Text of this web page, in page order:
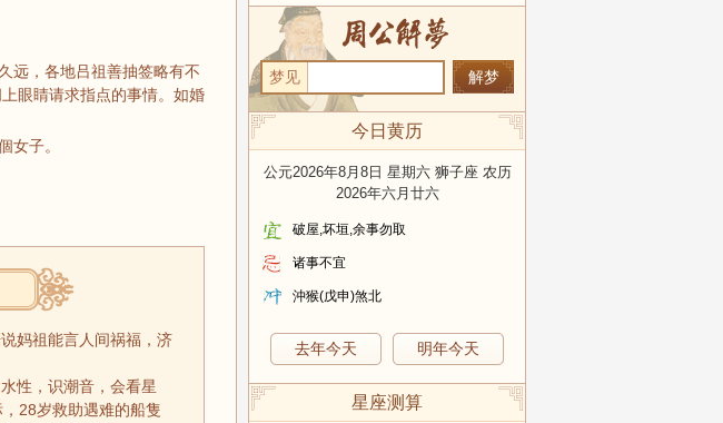
远，各地吕祖善抽签略有不
眼睛请求指点的事情。如婚
女子。
妈祖能言人间祸福，济
性，识潮音，会看星
28岁救助遇难的船隻
势
梦见
今日黄历
公元2026年8月8日 星期六 狮子座 农历
2026年六月廿六
破屋,坏垣,余事勿取
诸事不宜
沖猴(戊申)煞北
去年今天 明年今天
星座测算